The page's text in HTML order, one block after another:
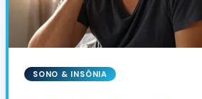
SONO & INSÔNIA